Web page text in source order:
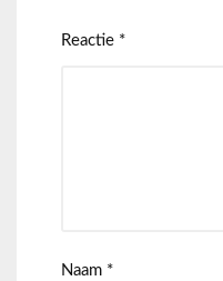
Reactie *
Naam *